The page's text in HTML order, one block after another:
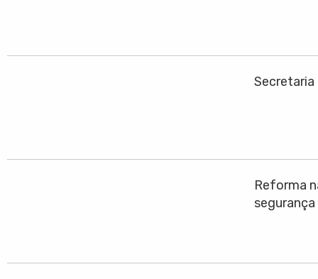
Secretaria
Reforma
segurança